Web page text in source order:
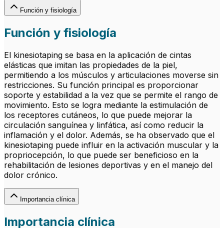
Función y fisiología
Función y fisiología
El kinesiotaping se basa en la aplicación de cintas
elásticas que imitan las propiedades de la piel,
permitiendo a los músculos y articulaciones moverse sin
restricciones. Su función principal es proporcionar
soporte y estabilidad a la vez que se permite el rango de
movimiento. Esto se logra mediante la estimulación de
los receptores cutáneos, lo que puede mejorar la
circulación sanguínea y linfática, así como reducir la
inflamación y el dolor. Además, se ha observado que el
kinesiotaping puede influir en la activación muscular y la
propriocepción, lo que puede ser beneficioso en la
rehabilitación de lesiones deportivas y en el manejo del
dolor crónico.
Importancia clínica
Importancia clínica